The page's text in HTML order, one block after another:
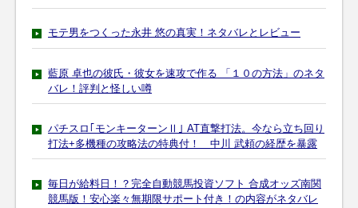
モテ男をつくった永井 悠の真実！ネタバレとレビュー
藍原 卓也の彼氏・彼女を速攻で作る 「１０の方法」のネタ
バレ！評判と怪しい噂
パチスロ｢モンキーターンⅡ｣ AT直撃打法。今なら立ち回り
打法+多機種の攻略法の特典付！ 中川 武頼の経歴を暴露
毎日が給料日！？完全自動競馬投資ソフト 合成オッズ南関
競馬版！安心楽々無期限サポート付き！の内容がネタバレ